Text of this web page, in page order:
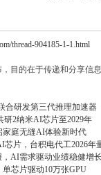
thread-904185-1-1.html
目的在于传递和分享信
合研发第三代推理加速器
研2纳米AI芯片至2029年
家庭无缝AI体验新时代
片，台积电代工2026年
AI需求驱动业绩稳健增长
单芯片驱动10万张GPU